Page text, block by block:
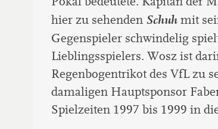
hier zu sehenden Schuh mit
Gegenspieler schwindelig
Lieblingsspielers. Wosz ist
Regenbogentrikot des VfL zu
damaligen Hauptsponsor
Spielzeiten 1997 bis 1999 in